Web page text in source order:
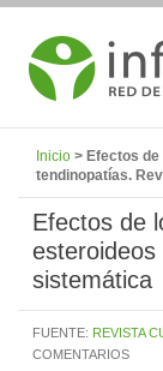
Inicio > Efectos
tendinopatías.
Efectos de
sistemática
FUENTE: REVISTA
COMENTARIOS